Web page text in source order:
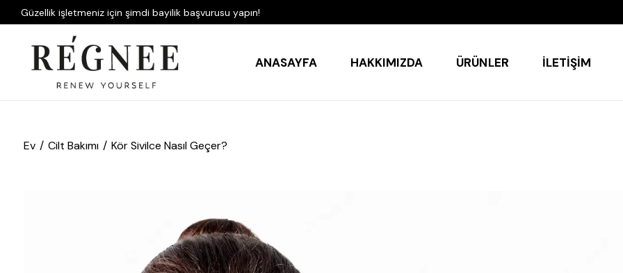
Güzellik işletmeniz için şimdi bayilik başvurusu yapın!
ANASAYFA HAKKIMIZDA ÜRÜNLER İLETIŞIM
Ev Cilt Bakımı Kör Sivilce Nasıl Geçer?